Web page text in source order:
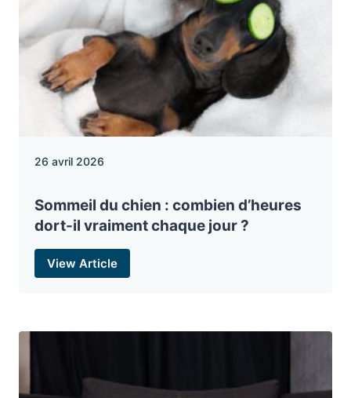
26 avril 2026
Sommeil du chien : combien d’heures
dort-il vraiment chaque jour ?
View Article